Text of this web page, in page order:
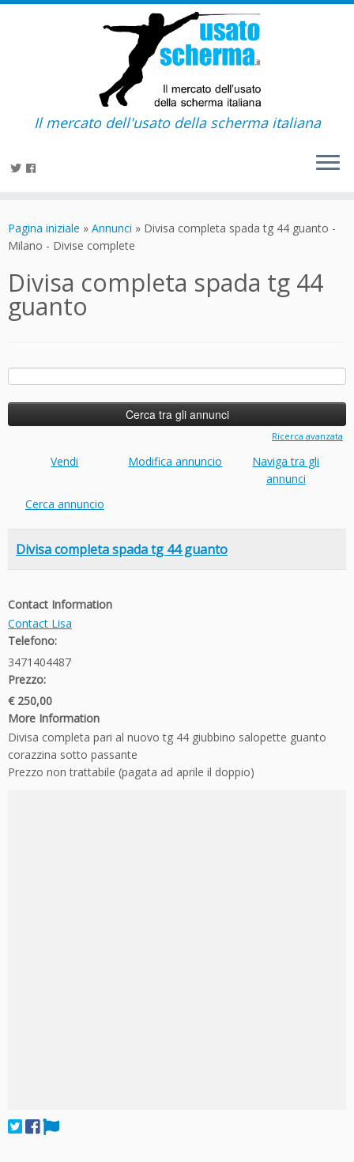
contenuto
Il mercato dell'usato della scherma italiana
Pagina iniziale » Annunci » Divisa completa spada tg 44 guanto -
Milano - Divise complete
Divisa completa spada tg 44
guanto
Ricerca
Ricerca avanzata
Vendi Modifica annuncio
Naviga tra gli
annunci
Cerca annuncio
Divisa completa spada tg 44 guanto
Contact Information
Contact Lisa
Telefono:
3471404487
Prezzo:
€ 250,00
More Information
Divisa completa pari al nuovo tg 44 giubbino salopette guanto
corazzina sotto passante
Prezzo non trattabile (pagata ad aprile il doppio)